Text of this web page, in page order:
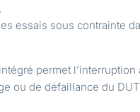
essais sous contrainte
permet l’interruption
ou de défaillance du